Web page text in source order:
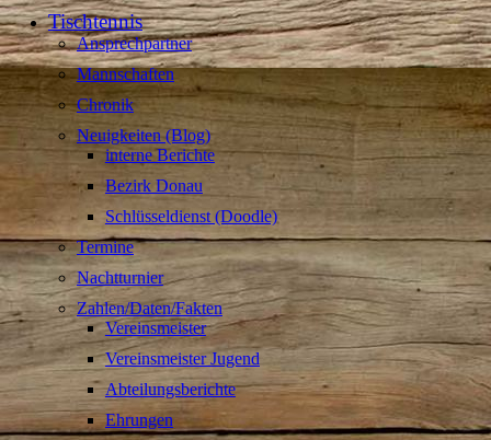
Tischtennis
Ansprechpartner
Mannschaften
Chronik
Neuigkeiten (Blog)
interne Berichte
Bezirk Donau
Schlüsseldienst (Doodle)
Termine
Nachtturnier
Zahlen/Daten/Fakten
Vereinsmeister
Vereinsmeister Jugend
Abteilungsberichte
Ehrungen